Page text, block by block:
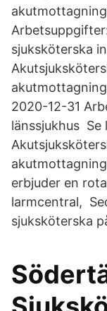
sjuksköterska
2020-12-31
länssjukhus Se
erbjuder en
larmcentral,
sjuksköterska